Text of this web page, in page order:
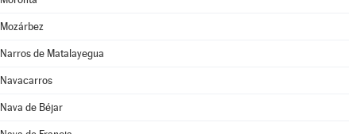
Mozárbez
Narros de Matalayegua
Navacarros
Nava de Béjar